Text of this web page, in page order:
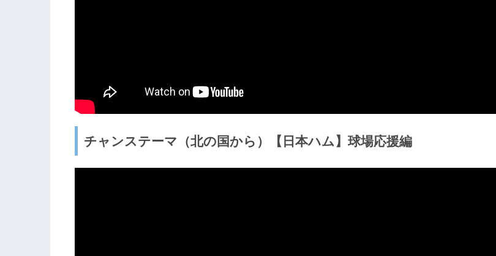
チャンステーマ（北の国から）【日本ハム】球場応援編